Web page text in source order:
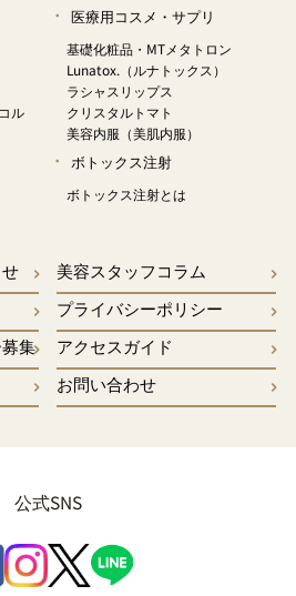
ル
医療用コスメ・サプリ
基礎化粧品・MTメタトロン
Lunatox.（ルナトックス）
ラシャスリップス
クリスタルトマト
美容内服（美肌内服）
ボトックス注射
ボトックス注射とは
美容スタッフコラム
プライバシーポリシー
集
アクセスガイド
お問い合わせ
公式SNS